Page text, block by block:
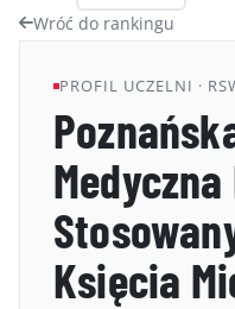
Wróć do rankingu
PROFIL UCZELNI ·
Księcia